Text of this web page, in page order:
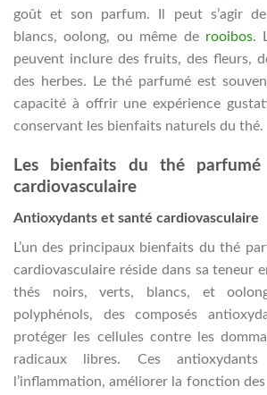
goût et son parfum. Il peut s’agir
blancs, oolong, ou même de rooibos.
peuvent inclure des fruits, des fleurs,
des herbes. Le thé parfumé est
capacité à offrir une expérience
conservant les bienfaits naturels du thé.
Les bienfaits du thé
cardiovasculaire
Antioxydants et santé cardiovasculaire
L’un des principaux bienfaits du thé
cardiovasculaire réside dans sa teneur
thés noirs, verts, blancs, et
polyphénols, des composés
protéger les cellules contre les
radicaux libres. Ces
l’inflammation, améliorer la fonction